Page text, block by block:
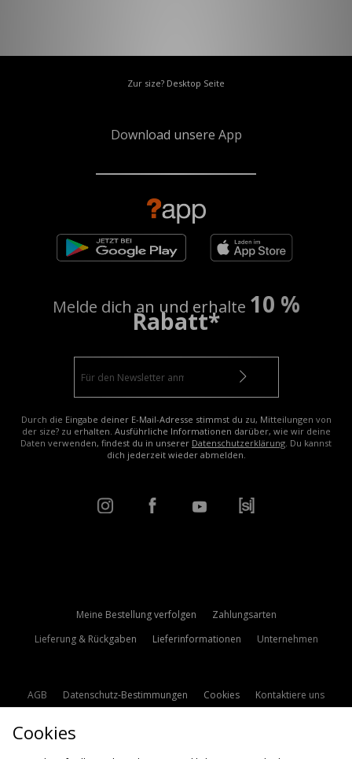
Zur size? Desktop Seite
Download unsere App
Melde dich an und erhalte 10 %
Rabatt*
Durch die Eingabe deiner E-Mail-Adresse stimmst du zu, Mitteilungen von
der size? zu erhalten. Ausführliche Informationen darüber, wie wir deine
Daten verwenden, findest du in unserer Datenschutzerklärung. Du kannst
dich jederzeit wieder abmelden.
Meine Bestellung verfolgen
Zahlungsarten
Lieferung & Rückgaben
Lieferinformationen Unternehmen
AGB Datenschutz-Bestimmungen Cookies
Kontaktiere uns
Cookies